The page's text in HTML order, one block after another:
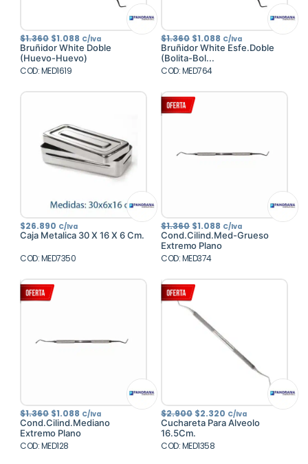
$1.360 El
precio
original
era:
$1.360.
$1.088 El
precio
actual
es:
C/Iva
Bruñidor White Doble
(Huevo-Huevo)
COD: MED1619
$1.360 El
precio
original
era:
$1.360.
$1.088 El
precio
actual
C/Iva
Bruñidor White Esfe.Doble
(Bolita-Bol...
COD: MED764
$26.890 C/Iva
Caja Metalica 30 X 16 X 6 Cm.
COD: MED7350
$1.360 El
precio
original
era:
$1.360.
$1.088 El
precio
actual
es:
C/Iva
Cond.Cilind.Med-Grueso
Extremo Plano
COD: MED374
$1.360 El
precio
original
era:
$1.360.
$1.088 El
precio
actual
es:
C/Iva
Cond.Cilind.Mediano
Extremo Plano
COD: MED128
$2.900 El
precio
original
era:
$2.900.
$2.320 El
precio
actual
C/Iva
Cuchareta Para Alveolo
16.5Cm.
COD: MED1358